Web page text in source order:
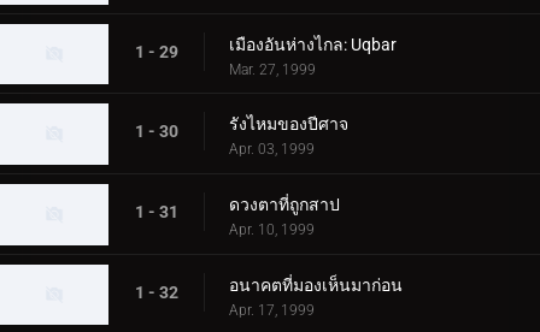
1 - 29 เมืองอันห่างไกล: Uqbar
Mar. 27, 1999
1 - 30 รังไหมของปีศาจ
Apr. 03, 1999
1 - 31 ดวงตาที่ถูกสาป
Apr. 10, 1999
1 - 32 อนาคตที่มองเห็นมาก่อน
Apr. 17, 1999